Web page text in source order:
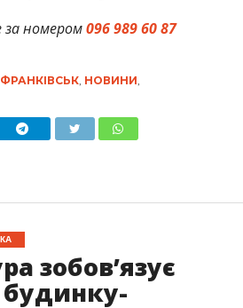
за номером096 989 60 87
, НОВИНИ
зобов’язує
будинку-